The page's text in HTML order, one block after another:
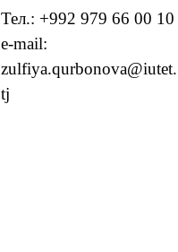
Тел.: +992 979 66 00 10
e-mail:
zulfiya.qurbonova@iutet.
tj